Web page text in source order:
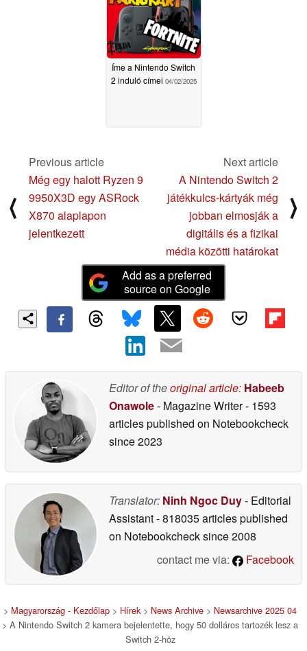
Íme a Nintendo Switch
2 induló címei 04/02/2025
⟨
Previous article
Még egy halott Ryzen 9
9950X3D egy ASRock
X870 alaplapon
jelentkezett
Next article
A Nintendo Switch 2
játékkulcs-kártyák még
jobban elmosják a
digitális és a fizikai
média közötti határokat
⟩
Add as a preferred
source on Google
Editor of theoriginal article: Habeeb
Onawole- Magazine Writer- 1593
articles published on Notebookcheck
since 2023
Translator: Ninh Ngoc Duy- Editorial
Assistant- 818035 articles published
on Notebookchecksince 2008
contact me via:
Facebook
> Magyarország - Kezdőlap > Hírek > News Archive > Newsarchive 2025 04
> A Nintendo Switch 2 kamera bejelentette, hogy 50 dolláros tartozék lesz a
Switch 2-höz